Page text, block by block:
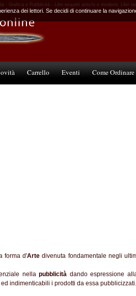
- Grafica e Pubblicità - Libri esauriti antichi e moderni. Libri
Carrello Eventi Come Ordinare
forma d'Artedivenuta fondamentale negli
nellapubblicità dando espressione
indimenticabili i prodotti da essa
dei lettori. Se decidi di continuare la